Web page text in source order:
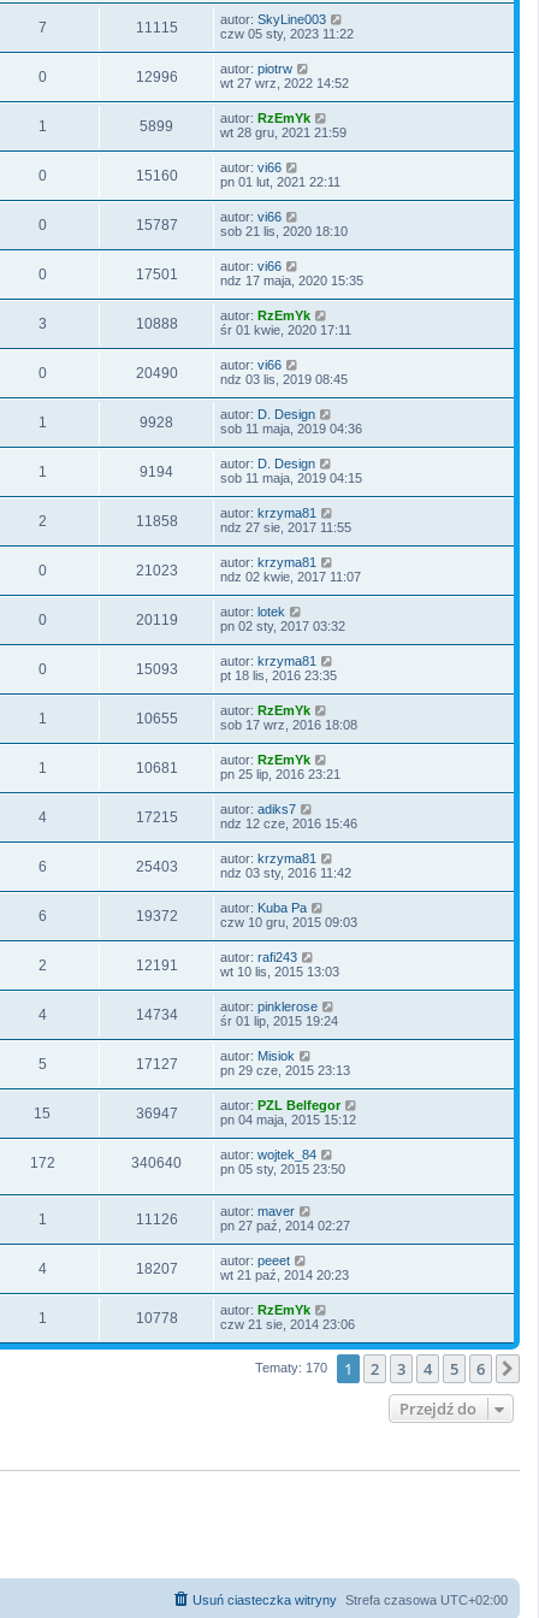
7 11115 autor: SkyLine003
czw 05 sty, 2023 11:22
0 12996 autor: piotrw
wt 27 wrz, 2022 14:52
1 5899 autor: RzEmYk
wt 28 gru, 2021 21:59
0 15160 autor: vi66
pn 01 lut, 2021 22:11
0 15787 autor: vi66
sob 21 lis, 2020 18:10
0 17501 autor: vi66
ndz 17 maja, 2020 15:35
3 10888 autor: RzEmYk
śr 01 kwie, 2020 17:11
0 20490 autor: vi66
ndz 03 lis, 2019 08:45
1 9928 autor: D. Design
sob 11 maja, 2019 04:36
1 9194 autor: D. Design
sob 11 maja, 2019 04:15
2 11858 autor: krzyma81
ndz 27 sie, 2017 11:55
0 21023 autor: krzyma81
ndz 02 kwie, 2017 11:07
0 20119 autor: lotek
pn 02 sty, 2017 03:32
0 15093 autor: krzyma81
pt 18 lis, 2016 23:35
1 10655 autor: RzEmYk
sob 17 wrz, 2016 18:08
1 10681 autor: RzEmYk
pn 25 lip, 2016 23:21
4 17215 autor: adiks7
ndz 12 cze, 2016 15:46
6 25403 autor: krzyma81
ndz 03 sty, 2016 11:42
6 19372 autor: Kuba Pa
czw 10 gru, 2015 09:03
2 12191 autor: rafi243
wt 10 lis, 2015 13:03
4 14734 autor: pinklerose
śr 01 lip, 2015 19:24
5 17127 autor: Misiok
pn 29 cze, 2015 23:13
15 36947 autor: PZL Belfegor
pn 04 maja, 2015 15:12
172 340640 autor: wojtek_84
pn 05 sty, 2015 23:50
1 11126 autor: maver
pn 27 paź, 2014 02:27
4 18207 autor: peeet
wt 21 paź, 2014 20:23
1 10778 autor: RzEmYk
czw 21 sie, 2014 23:06
Tematy: 170 1 2 3 4 5 6
Przejdź do
Strefa czasowa UTC+02:00
Usuń ciasteczka witryny